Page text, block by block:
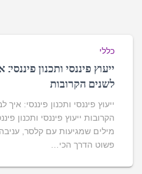
כללי
ייעוץ פיננסי ותכנון
לשנים הקרובות
ייעוץ פיננסי ותכנון פיננסי:
הקרובות ייעוץ פיננסי ותכנון
מילים שמגיעות עם קלסר,
פשוט הדרך הכי…